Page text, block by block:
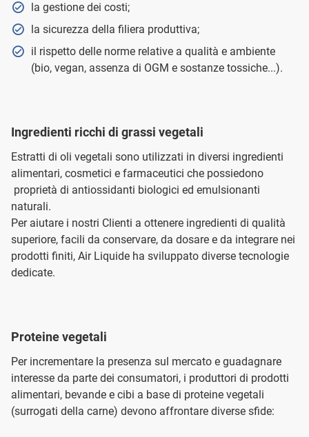
la gestione dei costi;
la sicurezza della filiera produttiva;
il rispetto delle norme relative a qualità e ambiente
(bio, vegan, assenza di OGM e sostanze tossiche...).
Ingredienti ricchi di grassi vegetali
Estratti di oli vegetali sono utilizzati in diversi ingredienti
alimentari, cosmetici e farmaceutici che possiedono
proprietà di antiossidanti biologici ed emulsionanti
naturali.
Per aiutare i nostri Clienti a ottenere ingredienti di qualità
superiore, facili da conservare, da dosare e da integrare nei
prodotti finiti, Air Liquide ha sviluppato diverse tecnologie
dedicate.
Proteine vegetali
Per incrementare la presenza sul mercato e guadagnare
interesse da parte dei consumatori, i produttori di prodotti
alimentari, bevande e cibi a base di proteine vegetali
(surrogati della carne) devono affrontare diverse sfide: